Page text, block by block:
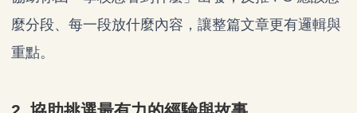
麼分段、每一段放什麼內容，讓整篇文章更有邏輯與
重點。